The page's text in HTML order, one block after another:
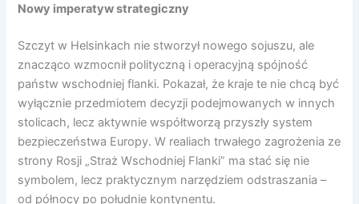
Nowy imperatyw strategiczny
Szczyt w Helsinkach nie stworzył nowego sojuszu, ale
znacząco wzmocnił polityczną i operacyjną spójność
państw wschodniej flanki. Pokazał, że kraje te nie chcą być
wyłącznie przedmiotem decyzji podejmowanych w innych
stolicach, lecz aktywnie współtworzą przyszły system
bezpieczeństwa Europy. W realiach trwałego zagrożenia ze
strony Rosji „Straż Wschodniej Flanki” ma stać się nie
symbolem, lecz praktycznym narzędziem odstraszania –
od północy po południe kontynentu.